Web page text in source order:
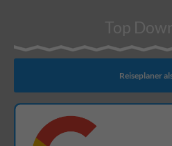
Top
Reiseplaner